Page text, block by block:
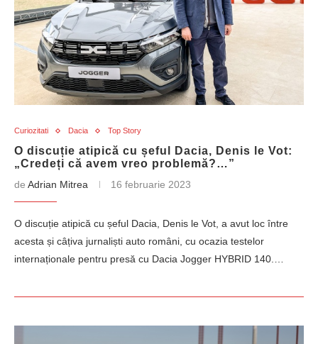
Curiozitati Dacia Top Story
O discuție atipică cu șeful Dacia, Denis le Vot:
„Credeți că avem vreo problemă?…”
de Adrian Mitrea 16 februarie 2023
O discuție atipică cu șeful Dacia, Denis le Vot, a avut loc între
acesta și câțiva jurnaliști auto români, cu ocazia testelor
internaționale pentru presă cu Dacia Jogger HYBRID 140.…